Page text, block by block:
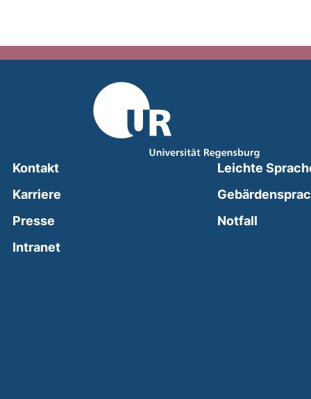
Kontakt
Karriere
Presse
Intranet(external link, opens in a new window)
Leichte
Notfall